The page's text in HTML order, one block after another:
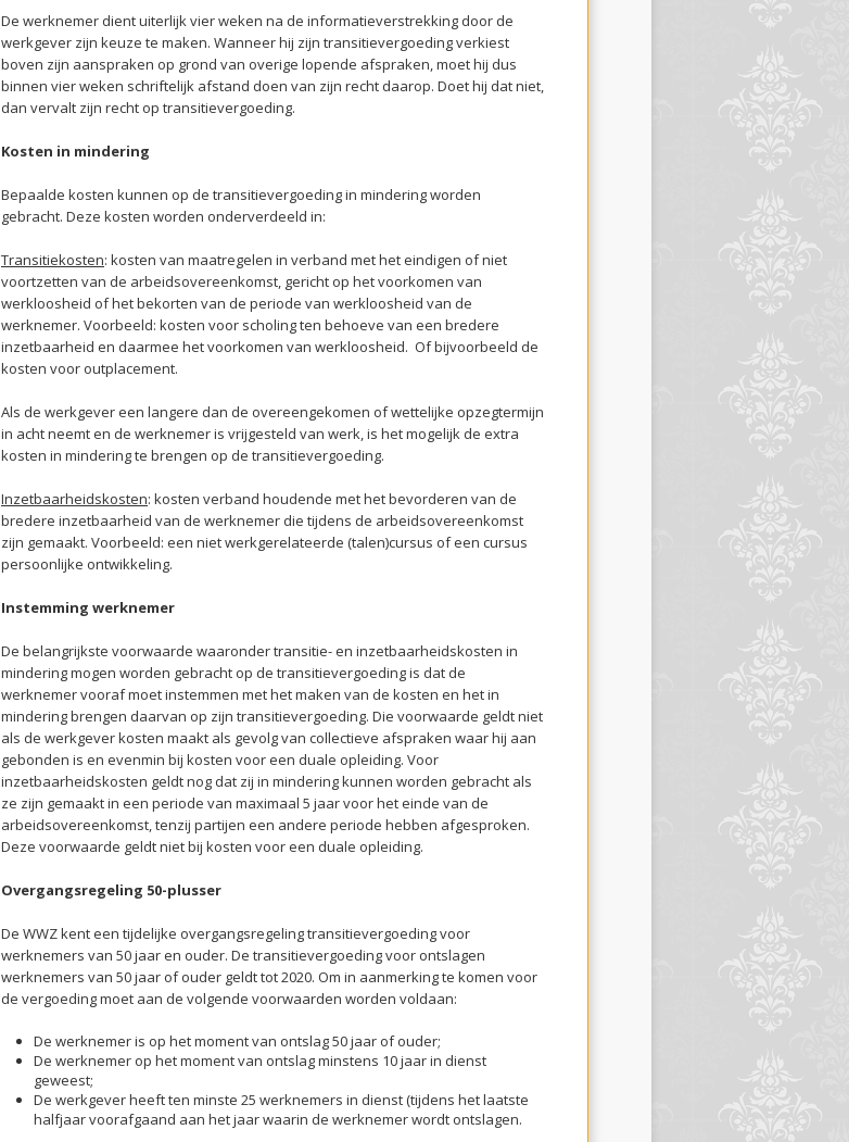
De werknemer dient uiterlijk vier weken na de informatieverstrekking door de
werkgever zijn keuze te maken. Wanneer hij zijn transitievergoeding verkiest
boven zijn aanspraken op grond van overige lopende afspraken, moet hij dus
binnen vier weken schriftelijk afstand doen van zijn recht daarop. Doet hij dat niet,
dan vervalt zijn recht op transitievergoeding.
Kosten in mindering
Bepaalde kosten kunnen op de transitievergoeding in mindering worden
gebracht. Deze kosten worden onderverdeeld in:
Transitiekosten: kosten van maatregelen in verband met het eindigen of niet
voortzetten van de arbeidsovereenkomst, gericht op het voorkomen van
werkloosheid of het bekorten van de periode van werkloosheid van de
werknemer. Voorbeeld: kosten voor scholing ten behoeve van een bredere
inzetbaarheid en daarmee het voorkomen van werkloosheid. Of bijvoorbeeld de
kosten voor outplacement.
Als de werkgever een langere dan de overeengekomen of wettelijke opzegtermijn
in acht neemt en de werknemer is vrijgesteld van werk, is het mogelijk de extra
kosten in mindering te brengen op de transitievergoeding.
Inzetbaarheidskosten: kosten verband houdende met het bevorderen van de
bredere inzetbaarheid van de werknemer die tijdens de arbeidsovereenkomst
zijn gemaakt. Voorbeeld: een niet werkgerelateerde (talen)cursus of een cursus
persoonlijke ontwikkeling.
Instemming werknemer
De belangrijkste voorwaarde waaronder transitie- en inzetbaarheidskosten in
mindering mogen worden gebracht op de transitievergoeding is dat de
werknemer vooraf moet instemmen met het maken van de kosten en het in
mindering brengen daarvan op zijn transitievergoeding. Die voorwaarde geldt niet
als de werkgever kosten maakt als gevolg van collectieve afspraken waar hij aan
gebonden is en evenmin bij kosten voor een duale opleiding. Voor
inzetbaarheidskosten geldt nog dat zij in mindering kunnen worden gebracht als
ze zijn gemaakt in een periode van maximaal 5 jaar voor het einde van de
arbeidsovereenkomst, tenzij partijen een andere periode hebben afgesproken.
Deze voorwaarde geldt niet bij kosten voor een duale opleiding.
Overgangsregeling 50-plusser
De WWZ kent een tijdelijke overgangsregeling transitievergoeding voor
werknemers van 50 jaar en ouder. De transitievergoeding voor ontslagen
werknemers van 50 jaar of ouder geldt tot 2020. Om in aanmerking te komen voor
de vergoeding moet aan de volgende voorwaarden worden voldaan:
De werknemer is op het moment van ontslag 50 jaar of ouder;
De werknemer op het moment van ontslag minstens 10 jaar in dienst
geweest;
De werkgever heeft ten minste 25 werknemers in dienst (tijdens het laatste
halfjaar voorafgaand aan het jaar waarin de werknemer wordt ontslagen.